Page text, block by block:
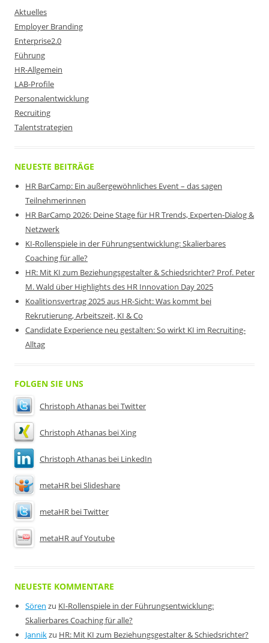
Aktuelles
Employer Branding
Enterprise2.0
Führung
HR-Allgemein
LAB-Profile
Personalentwicklung
Recruiting
Talentstrategien
NEUESTE BEITRÄGE
HR BarCamp: Ein außergewöhnliches Event – das sagen
Teilnehmerinnen
HR BarCamp 2026: Deine Stage für HR Trends, Experten-Dialog &
Netzwerk
KI-Rollenspiele in der Führungsentwicklung: Skalierbares
Coaching für alle?
HR: Mit KI zum Beziehungsgestalter & Schiedsrichter? Prof. Peter
M. Wald über Highlights des HR Innovation Day 2025
Koalitionsvertrag 2025 aus HR-Sicht: Was kommt bei
Rekrutierung, Arbeitszeit, KI & Co
Candidate Experience neu gestalten: So wirkt KI im Recruiting-
Alltag
FOLGEN SIE UNS
Christoph Athanas bei Twitter
Christoph Athanas bei Xing
Christoph Athanas bei LinkedIn
metaHR bei Slideshare
metaHR bei Twitter
metaHR auf Youtube
NEUESTE KOMMENTARE
Sören zu KI-Rollenspiele in der Führungsentwicklung:
Skalierbares Coaching für alle?
Jannikzu HR: Mit KI zum Beziehungsgestalter & Schiedsrichter?